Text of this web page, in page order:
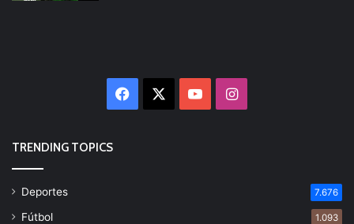
Facebook YouTubeInstagram
TRENDING TOPICS
Deportes 7.676
Fútbol 1.093